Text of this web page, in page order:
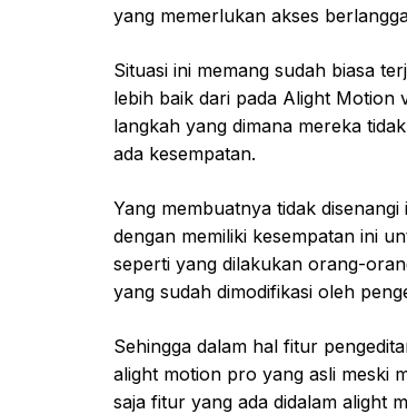
yang memerlukan akses
Situasi ini memang sudah biasa
lebih baik dari pada Alight Motion
langkah yang dimana mereka
ada kesempatan.
Yang membuatnya tidak
dengan memiliki kesempatan ini
seperti yang dilakukan orang-
yang sudah dimodifikasi oleh
Sehingga dalam hal fitur
alight motion pro yang asli meski
saja fitur yang ada didalam alight